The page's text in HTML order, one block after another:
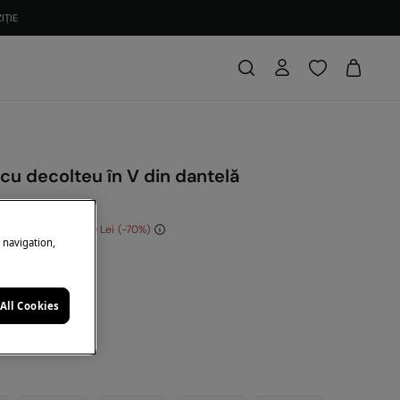
decolteu în V din dantelă
140,00 Lei 70
Cookies